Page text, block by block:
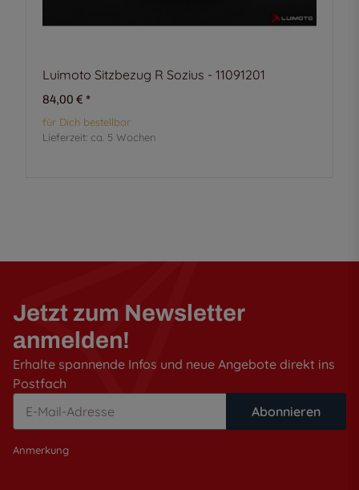
Luimoto Sitzbezug R Sozius - 11091201
84,00 € *
für Dich bestellbar
Lieferzeit: ca. 5 Wochen
Jetzt zum Newsletter
anmelden!
Erhalte spannende Infos und neue Angebote direkt ins
Postfach
Abonnieren
Anmerkung